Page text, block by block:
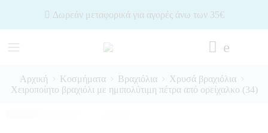
Δωρεάν μεταφορικά για αγορές άνω των 35€
Αρχική Κοσμήματα Βραχιόλια
Χρυσά βραχιόλια
Χειροποίητο βραχιόλι με ημιπολύτιμη πέτρα από ορείχαλκο (34)